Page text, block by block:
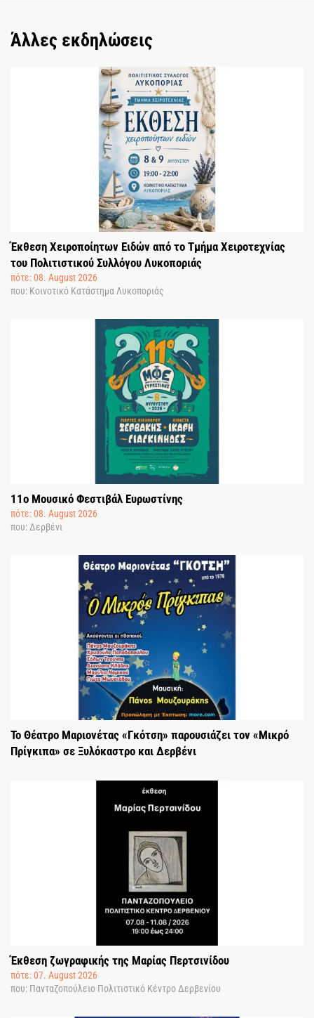
Άλλες εκδηλώσεις
Έκθεση Χειροποίητων Ειδών από το Τμήμα Χειροτεχνίας
του Πολιτιστικού Συλλόγου Λυκοποριάς
πότε: 08. August 2026
που: Κοινοτικό Κατάστημα Λυκοποριάς
11o Μουσικό Φεστιβάλ Ευρωστίνης
πότε: 08. August 2026
που: Δερβένι
Το Θέατρο Μαριονέτας «Γκότση» παρουσιάζει τον «Μικρό
Πρίγκιπα» σε Ξυλόκαστρο και Δερβένι
Έκθεση ζωγραφικής της Μαρίας Περτσινίδου
πότε: 07. August 2026
που: Πανταζοπούλειο Πολιτιστικό Κέντρο Δερβενίου